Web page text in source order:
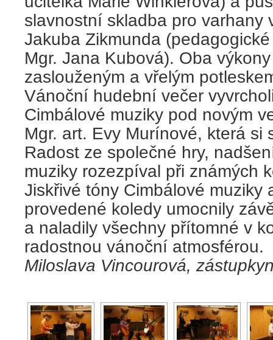
slavnostní skladba pro varhany
Jakuba Zikmunda
Mgr. Jana Kubová). Oba
zaslouženým a vřelým
Vánoční hudební večer
Cimbálové muziky pod novým
Mgr. art. Evy Murínové, která si
Radost ze společné hry,
muziky rozezpíval při známých
Jiskřivé tóny Cimbálové muziky
provedené koledy umocnily
a naladily všechny přítomné v
radostnou vánoční atmosférou.
Miloslava Vincourová,